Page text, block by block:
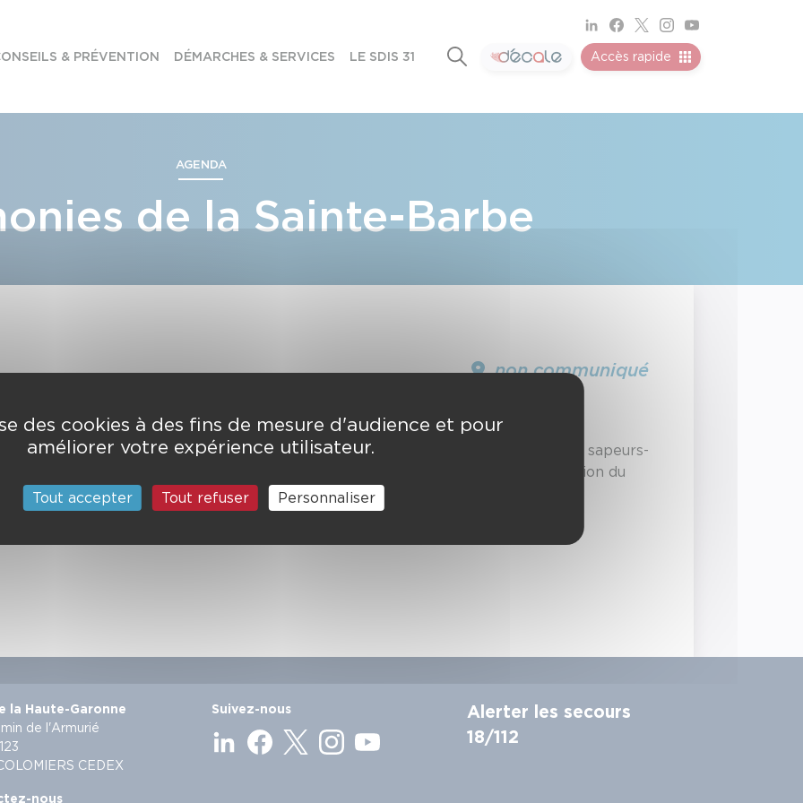
& PRÉVENTION DÉMARCHES & SERVICES LE SDIS 31 Accès rapide
AGENDA
de la Sainte-Barbe
non communiqué
des sapeurs-pompiers, leur protectrice. Elle est célébrée chaque année par les sapeurs-
Barbe. C’est un moment convivial et privilégié permettant d’affirmer la cohésion du
disparus.
les suivantes :
la Haute-Garonne
de l'Armurié
CEDEX
nous
Suivez-nous
Alerter les secours
18/112
des cookies à des fins de mesure d'audience et pour
améliorer votre expérience utilisateur.
Tout accepter Tout refuser Personnaliser